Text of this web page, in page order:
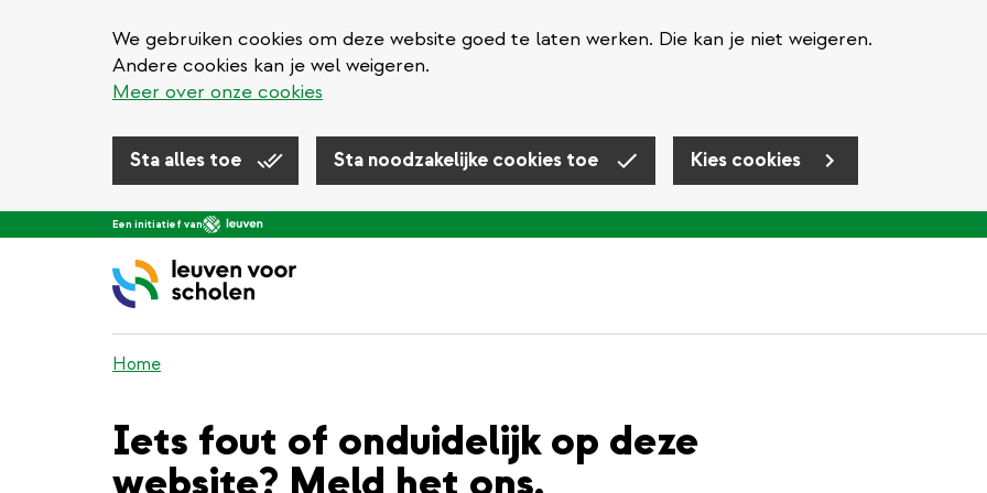
We gebruiken cookies om deze website goed te laten werken. Die kan je niet weigeren.
Andere cookies kan je wel weigeren.
Meer over onze cookies
Sta alles toe Sta noodzakelijke cookies toe Kies cookies
OverslaanEen initiatief van
Home
Iets fout of onduidelijk op deze